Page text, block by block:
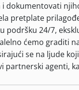
dokumentovati
pretplate
podršku 24/7,
ćemo graditi
se na ljude
partnerski agenti,